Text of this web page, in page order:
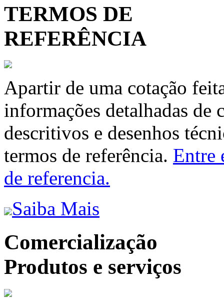
TERMOS DE
REFERÊNCIA
Apartir de uma cotação
informações detalhadas de
descritivos e desenhos
termos de referência. Entre
de referencia.
Saiba Mais
Comercialização
Produtos e serviços